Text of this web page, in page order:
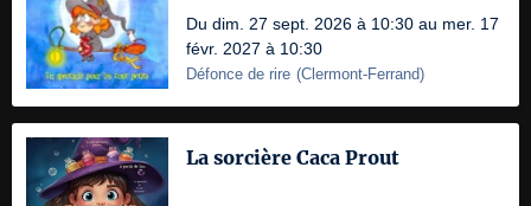
Du dim. 27 sept. 2026 à 10:30 au mer. 17
févr. 2027 à 10:30
Défonce de rire (Clermont-Ferrand)
La sorcière Caca Prout